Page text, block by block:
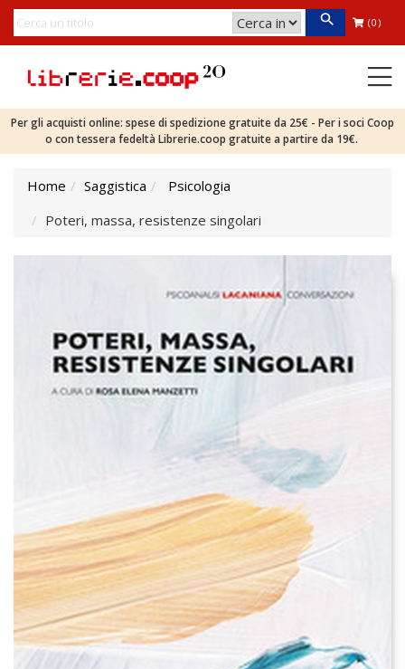
(0)
Per gli acquisti online: spese di spedizione gratuite da 25€ - Per i soci Coop
o con tessera fedeltà Librerie.coop gratuite a partire da 19€.
Home Saggistica
Psicologia
Poteri, massa, resistenze singolari